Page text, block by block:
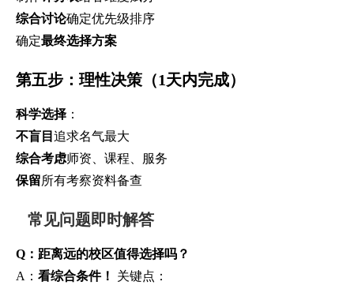
综合讨论确定优先级排序
确定最终选择方案
第五步：理性决策（1天内完成）
科学选择 ：
不盲目 追求名气最大
综合考虑师资、课程、服务
保留所有考察资料备查
常见问题即时解答
Q：距离远的校区值得选择吗？
A： 看综合条件！ 关键点：